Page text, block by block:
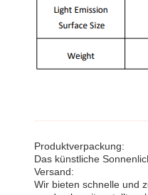
Produktverpackung:
Das künstliche
Versand:
Wir bieten schnelle und